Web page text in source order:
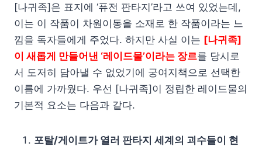
[나귀족]은 표지에 ‘퓨전 판타지’라고 쓰여 있었는데,
이는 이 작품이 차원이동을 소재로 한 작품이라는 느
낌을 독자들에게 주었다. 하지만 사실 이는 [나귀족]
이 새롭게 만들어낸 ‘레이드물’이라는 장르를 당시로
서 도저히 담아낼 수 없었기에 궁여지책으로 선택한
이름에 가까웠다. 우선 [나귀족]이 정립한 레이드물의
기본적 요소는 다음과 같다.
포탈/게이트가 열러 판타지 세계의 괴수들이 현